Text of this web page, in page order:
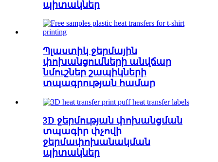
պիտակներ
Պլաստիկ ջերմային
փոխանցումների անվճար
նմուշներ շապիկների
տպագրության համար
3D ջերմության փոխանցման
տպագիր փչովի
ջերմափոխանակման
պիտակներ